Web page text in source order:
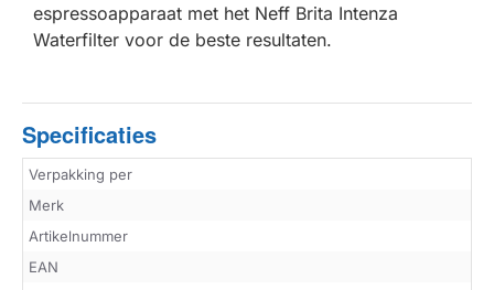
espressoapparaat met het Neff Brita Intenza
Waterfilter voor de beste resultaten.
Specificaties
Verpakking per
Merk
Artikelnummer
EAN